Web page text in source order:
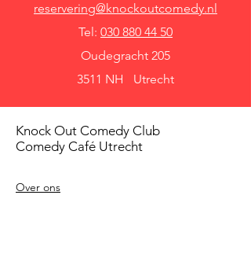
reservering@knockoutcomedy.nl
Tel: 030 880 44 50
Oudegracht 205
3511 NH Utrecht
Knock Out Comedy Club
Comedy Café Utrecht
Over ons